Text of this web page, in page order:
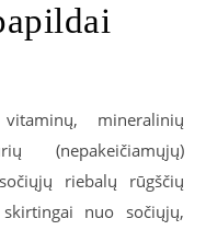
mineralinių
(nepakeičiamųjų)
riebalų rūgščių
nuo sočiųjų,